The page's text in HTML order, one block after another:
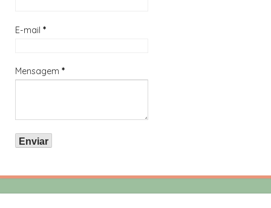
E-mail *
Mensagem *